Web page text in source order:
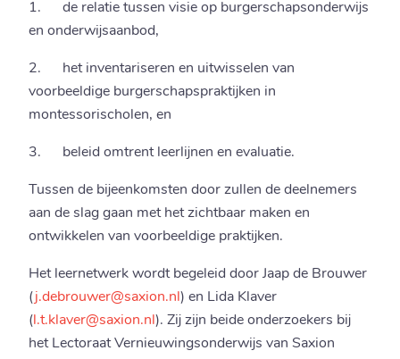
1. de relatie tussen visie op burgerschapsonderwijs
en onderwijsaanbod,
2. het inventariseren en uitwisselen van
voorbeeldige burgerschapspraktijken in
montessorischolen, en
3. beleid omtrent leerlijnen en evaluatie.
Tussen de bijeenkomsten door zullen de deelnemers
aan de slag gaan met het zichtbaar maken en
ontwikkelen van voorbeeldige praktijken.
Het leernetwerk wordt begeleid door Jaap de Brouwer
( j.debrouwer@saxion.nl ) en Lida Klaver
( l.t.klaver@saxion.nl ). Zij zijn beide onderzoekers bij
het Lectoraat Vernieuwingsonderwijs van Saxion